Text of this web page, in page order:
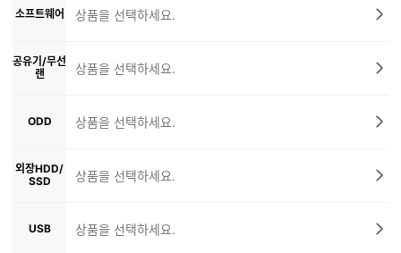
소프트웨어 상품을 선택하세요.
공유기/무선
랜
상품을 선택하세요.
ODD 상품을 선택하세요.
외장HDD/
SSD
상품을 선택하세요.
USB 상품을 선택하세요.